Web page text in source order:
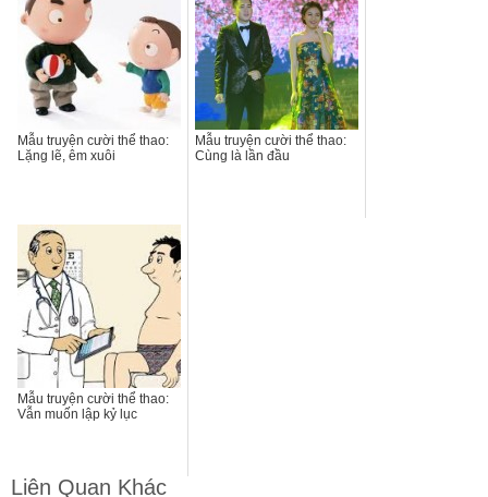
Mẫu truyện cười thể thao:
Lặng lẽ, êm xuôi
Mẫu truyện cười thể thao:
Cùng là lần đầu
Mẫu truyện cười thể thao:
Vẫn muốn lập kỷ lục
Liên Quan Khác